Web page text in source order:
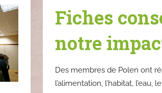
Fiches
notre
Des membres de Polen ont
l’alimentation, l’habitat, l’eau,